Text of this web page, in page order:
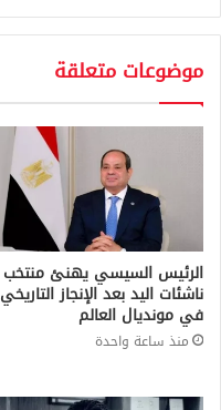
موضوعات متعلقة
الرئيس السيسي يهنئ منتخب
ناشئات اليد بعد الإنجاز التاريخي
في مونديال العالم
منذ ساعة واحدة